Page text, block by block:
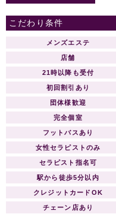
プ
て
め
ラ
し
れ
心
ご
さ
え
い
こだわり条件
メンズエステ
店舗
21時以降も受付
初回割引あり
団体様歓迎
完全個室
フットバスあり
女性セラピストのみ
セラピスト指名可
駅から徒歩5分以内
クレジットカードOK
チェーン店あり